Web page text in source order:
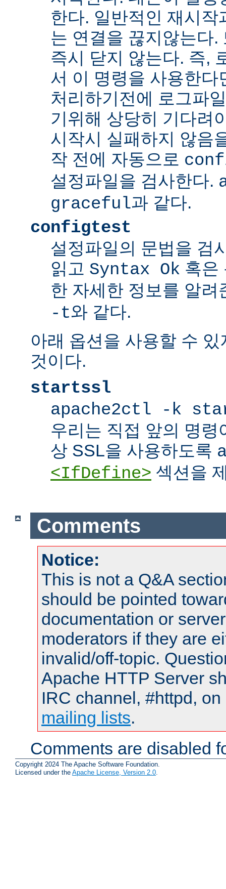
한다. 일반적인 재시작
는 연결을 끊지않는다.
즉시 닫지 않는다. 즉,
서 이 명령을 사용한다
처리하기전에 로그파
기위해 상당히 기다려
시작시 실패하지 않음
작 전에 자동으로
설정파일을 검사한다.
graceful과 같다.
configtest
설정파일의 문법을 검
읽고 Syntax Ok 혹은
한 자세한 정보를 알
-t와 같다.
아래 옵션을 사용할 수
것이다.
startssl
apache2ctl -k
우리는 직접 앞의 명령
상 SSL을 사용하도록
<IfDefine> 섹션을
Comments
Notice:
This is not a Q&A
should be pointed
documentation or
moderators if they are
invalid/off-topic.
Apache HTTP Server
IRC channel, #httpd,
mailing lists.
Comments are disabled
Copyright 2024 The Apache Software Foundation.
Licensed under the Apache License, Version 2.0